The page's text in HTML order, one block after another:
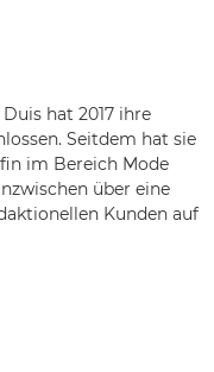
hat 2017 ihre
Seitdem hat sie
im Bereich Mode
über eine
Kunden auf